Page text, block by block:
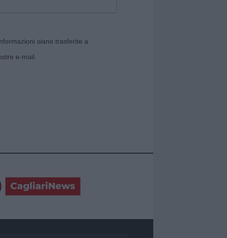
siano trasferite a
e-mail.